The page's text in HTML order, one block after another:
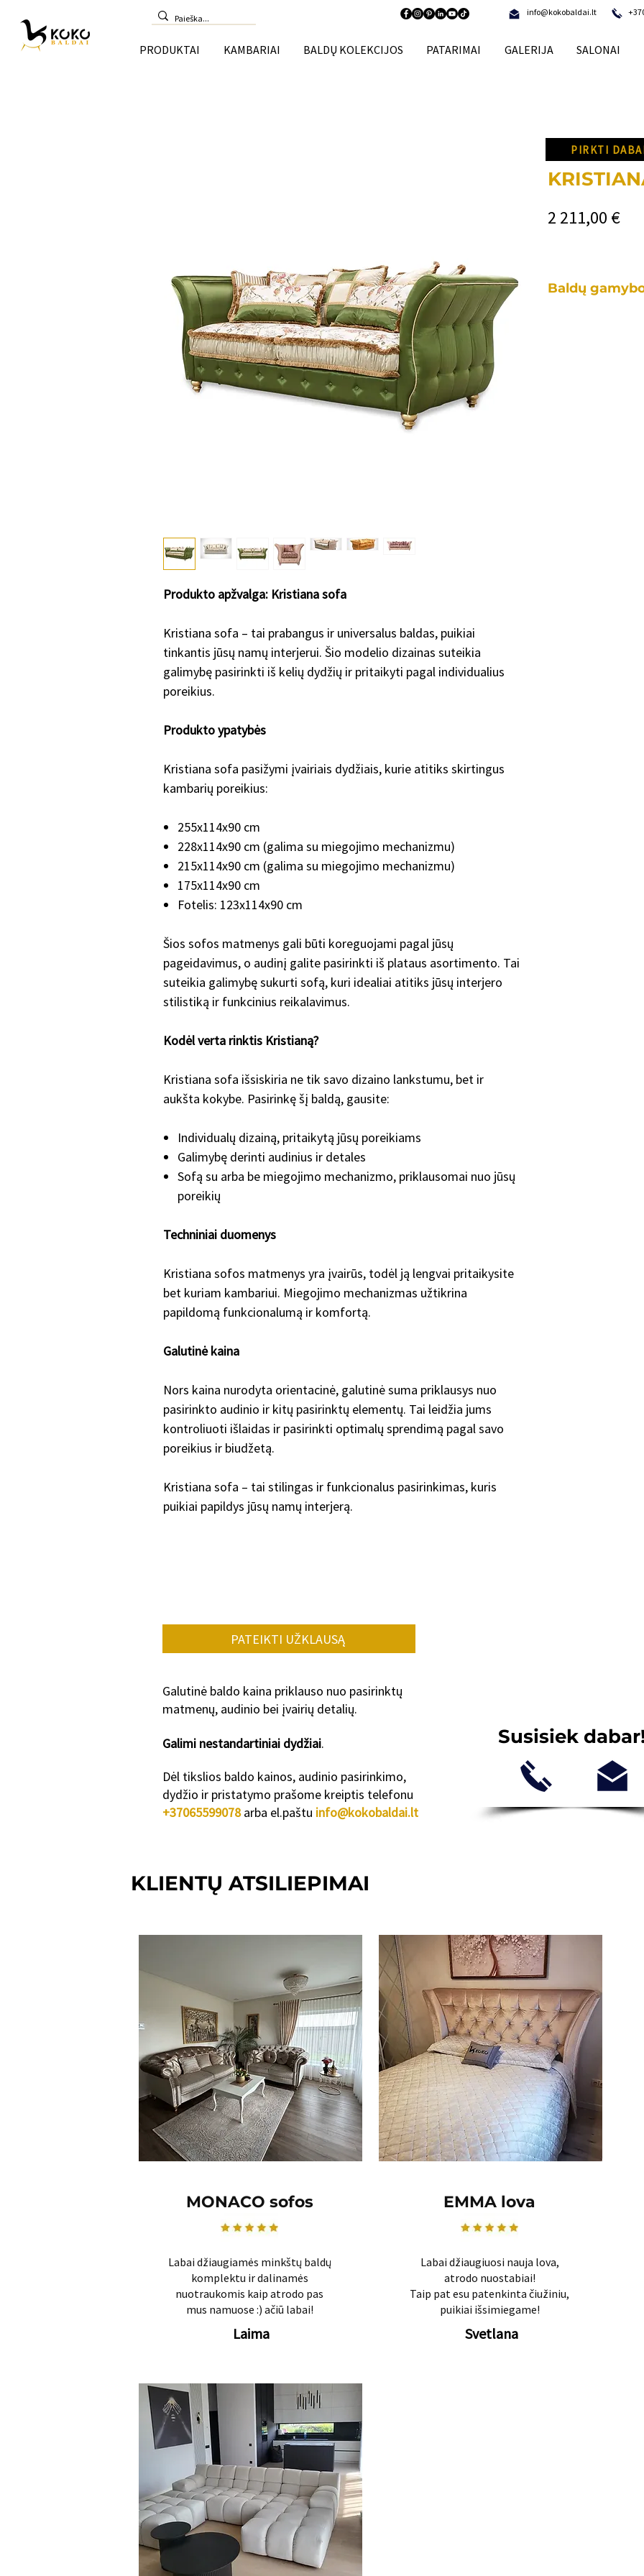
info@kokobaldai.lt
PRODUKTAI KAMBARIAI BALDŲ KOLEKCIJOS PATARIMAI GALERIJA SALONAI
Produkto apžvalga: Kristiana sofa
Kristiana sofa – tai prabangus ir universalus baldas, puikiai
tinkantis jūsų namų interjerui. Šio modelio dizainas suteikia
galimybę pasirinkti iš kelių dydžių ir pritaikyti pagal individualius
poreikius.
Produkto ypatybės
Kristiana sofa pasižymi įvairiais dydžiais, kurie atitiks skirtingus
kambarių poreikius:
255x114x90 cm
228x114x90 cm (galima su miegojimo mechanizmu)
215x114x90 cm (galima su miegojimo mechanizmu)
175x114x90 cm
Fotelis: 123x114x90 cm
Šios sofos matmenys gali būti koreguojami pagal jūsų
pageidavimus, o audinį galite pasirinkti iš plataus asortimento. Tai
suteikia galimybę sukurti sofą, kuri idealiai atitiks jūsų interjero
stilistiką ir funkcinius reikalavimus.
Kodėl verta rinktis Kristianą?
Kristiana sofa išsiskiria ne tik savo dizaino lankstumu, bet ir
aukšta kokybe. Pasirinkę šį baldą, gausite:
Individualų dizainą, pritaikytą jūsų poreikiams
Galimybę derinti audinius ir detales
Sofą su arba be miegojimo mechanizmo, priklausomai nuo jūsų
poreikių
Techniniai duomenys
Kristiana sofos matmenys yra įvairūs, todėl ją lengvai pritaikysite
bet kuriam kambariui. Miegojimo mechanizmas užtikrina
papildomą funkcionalumą ir komfortą.
Galutinė kaina
Nors kaina nurodyta orientacinė, galutinė suma priklausys nuo
pasirinkto audinio ir kitų pasirinktų elementų. Tai leidžia jums
kontroliuoti išlaidas ir pasirinkti optimalų sprendimą pagal savo
poreikius ir biudžetą.
Kristiana sofa – tai stilingas ir funkcionalus pasirinkimas, kuris
puikiai papildys jūsų namų interjerą.
2 211,00 €
Baldų
PIRKTI
PATEIKTI UŽKLAUSĄ
Galutinė baldo kaina priklauso nuo pasirinktų
matmenų, audinio bei įvairių detalių.
Galimi nestandartiniai dydžiai.
Dėl tikslios baldo kainos, audinio pasirinkimo,
dydžio ir pristatymo prašome kreiptis telefonu
+37065599078arba el.paštu info@kokobaldai.lt
Susisiek
KLIENTŲ ATSILIEPIMAI
MONACO sofos
Labai džiaugiamės minkštų baldų
komplektu ir dalinamės
nuotraukomis kaip atrodo pas
mus namuose :) ačiū labai!
Laima
EMMA lova
Labai džiaugiuosi nauja lova,
atrodo nuostabiai!
Taip pat esu patenkinta čiužiniu,
puikiai išsimiegame!
Svetlana